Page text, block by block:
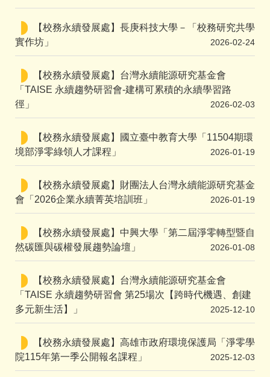
【校務永續發展處】長庚科技大學－「校務研究共學
實作坊」
2026-02-24
【校務永續發展處】台灣永續能源研究基金會
「TAISE 永續趨勢研習會-建構可累積的永續學習路
徑」
2026-02-03
【校務永續發展處】國立臺中教育大學「11504期環
境部淨零綠領人才課程」
2026-01-19
【校務永續發展處】財團法人台灣永續能源研究基金
會「2026企業永續菁英培訓班」
2026-01-19
【校務永續發展處】中興大學「第二屆淨零轉型暨自
然碳匯與碳權發展趨勢論壇」
2026-01-08
【校務永續發展處】台灣永續能源研究基金會
「TAISE 永續趨勢研習會 第25場次【跨時代機遇、創建
多元新生活】」
2025-12-10
【校務永續發展處】高雄市政府環境保護局「淨零學
院115年第一季公開報名課程」
2025-12-03